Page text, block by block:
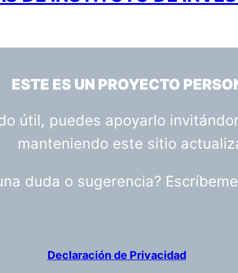
ESTE ES UN PROYECTO
útil, puedes apoyarlo
manteniendo este sitio
duda o sugerencia?
Declaración de Privacidad